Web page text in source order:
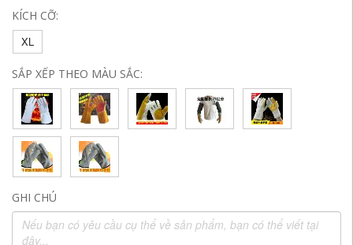
KÍCH CỠ:
XL
SẮP XẾP THEO MÀU SẮC:
GHI CHÚ